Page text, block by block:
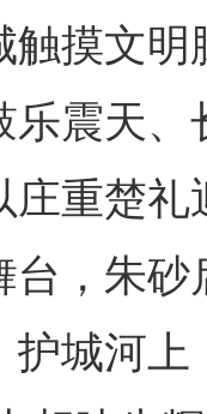
文明
乐震天
庄重楚
台，朱
城河上